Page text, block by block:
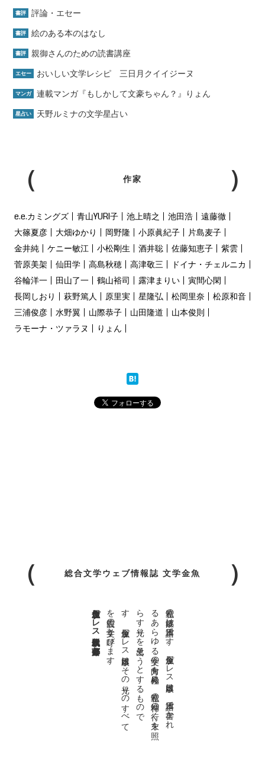
書評 評論・エセー
書評 絵のある本のはなし
書評 親御さんのための読書講座
エセー おいしい文学レシピ 三日月クイイジーヌ
マンガ 連載マンガ『もしかして文豪ちゃん？』りょん
星占い 天野ルミナの文学星占い
作家
e.e.カミングズ 青山YURI子 池上晴之 池田浩
遠藤徹
大篠夏彦
大畑ゆかり 岡野隆 小原眞紀子
片島麦子
金井純
ケニー敏江 小松剛生 酒井聡 佐藤知恵子
紫雲
菅原美架
仙田学 高島秋穂 高津敬三
ドイナ・チェルニカ
谷輪洋一
田山了一 鶴山裕司 露津まりい
寅間心閑
長岡しおり
萩野篤人 原里実 星隆弘 松岡里奈
松原和音
三浦俊彦
水野翼 山際恭子 山田隆道
山本俊則
ラモーナ・ツァラヌ
りょん
総合文学ウェブ情報誌 文学金魚
私達の
故郷は
日本語で
す
。
金魚屋プ
レ
ス
日本版は
、
日本語で
書か
れ
る
あ
ら
ゆ
る
文学の
方向を
見極め
、
私達の
精神の
行く
末を
照
ら
す
光り
を
見出そ
う
と
す
る
も
の
で
す
。
金魚屋プ
レ
ス
日本版は
そ
の
光り
の
す
べ
て
を
広義の
文学と
呼び
ま
す
。
金魚屋プレス日本版代表 齋藤都